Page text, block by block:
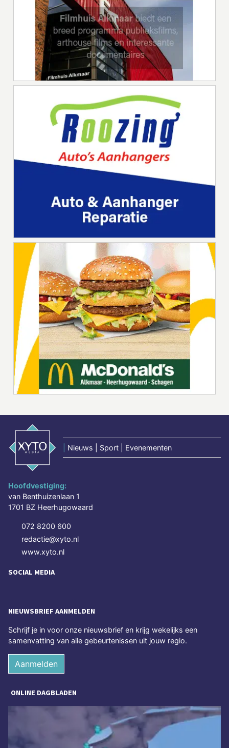
Nieuws | Sport | Evenementen
Hoofdvestiging:
van Benthuizenlaan 1
1701 BZ Heerhugowaard
072 8200 600
redactie@xyto.nl
www.xyto.nl
SOCIAL MEDIA
NIEUWSBRIEF AANMELDEN
Schrijf je in voor onze nieuwsbrief en krijg wekelijks een
samenvatting van alle gebeurtenissen uit jouw regio.
Aanmelden
ONLINE DAGBLADEN